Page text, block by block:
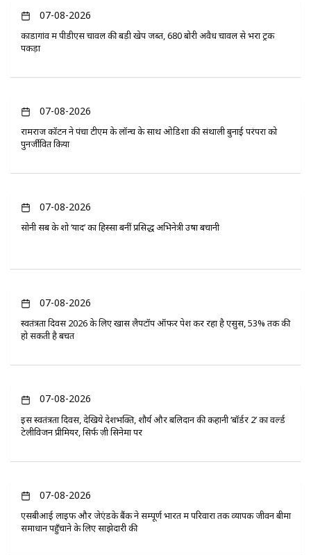
07-08-2026
कोंडागांव में पीडीएस चावल की बड़ी खेप जब्त, 680 बोरी अवैध चावल से भरा ट्रक
पकड़ा
07-08-2026
रामराज कॉटन ने पंचा टीएम के लॉन्च के साथ ओडिशा की संथाली बुनाई परंपरा को
पुनर्जीवित किया
07-08-2026
सोनी सब के शो ‘यादें’ का हिस्सा बनीं प्रसिद्ध अभिनेत्री उषा बचानी
07-08-2026
स्वतंत्रता दिवस 2026 के लिए खास लैपटॉप ऑफर पेश कर रहा है एसुस, 53% तक की
हो सकती है बचत
07-08-2026
इस स्वतंत्रता दिवस, देखिये देशभक्ति, शौर्य और बलिदान की कहानी ‘बॉर्डर 2’ का वर्ल्ड
टेलीविजन प्रीमियर, सिर्फ ज़ी सिनेमा पर
07-08-2026
एसबीआई लाइफ और जेएंडके बैंक ने सम्पूर्ण भारत में परिवारों तक व्यापक जीवन बीमा
समाधान पहुँचाने के लिए साझेदारी की